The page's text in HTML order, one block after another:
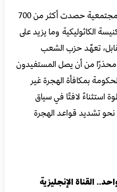
وجاء المرسوم ثمرةً لمبادرة مجتمعية حصدت أكثر من 700
الكاثوليكية وما يزيد على
تعهّد حزب الشعب
محذرًا من أن يصل المستفيدون
بمكافأة الهجرة غير
استثناءً لافتًا في سياق
تشديد قواعد الهجرة
القناة الإنجليزية